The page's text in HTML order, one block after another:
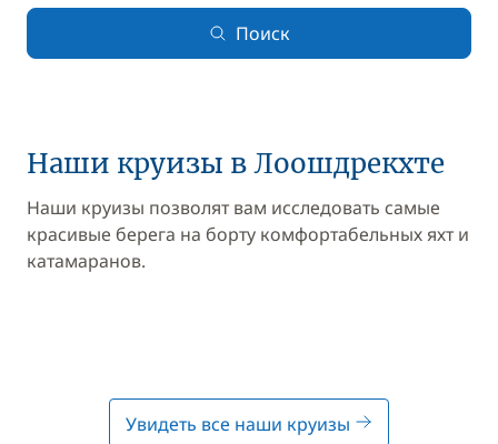
Поиск
Наши круизы в Лоошдрекхте
Наши круизы позволят вам исследовать самые
красивые берега на борту комфортабельных яхт и
катамаранов.
Увидеть все наши круизы